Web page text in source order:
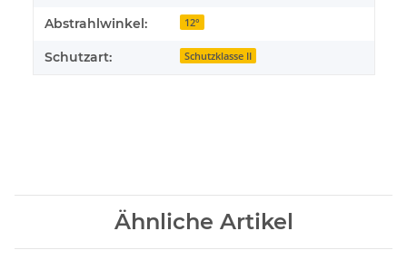
Abstrahlwinkel: 12°
Schutzart: Schutzklasse II
Ähnliche Artikel